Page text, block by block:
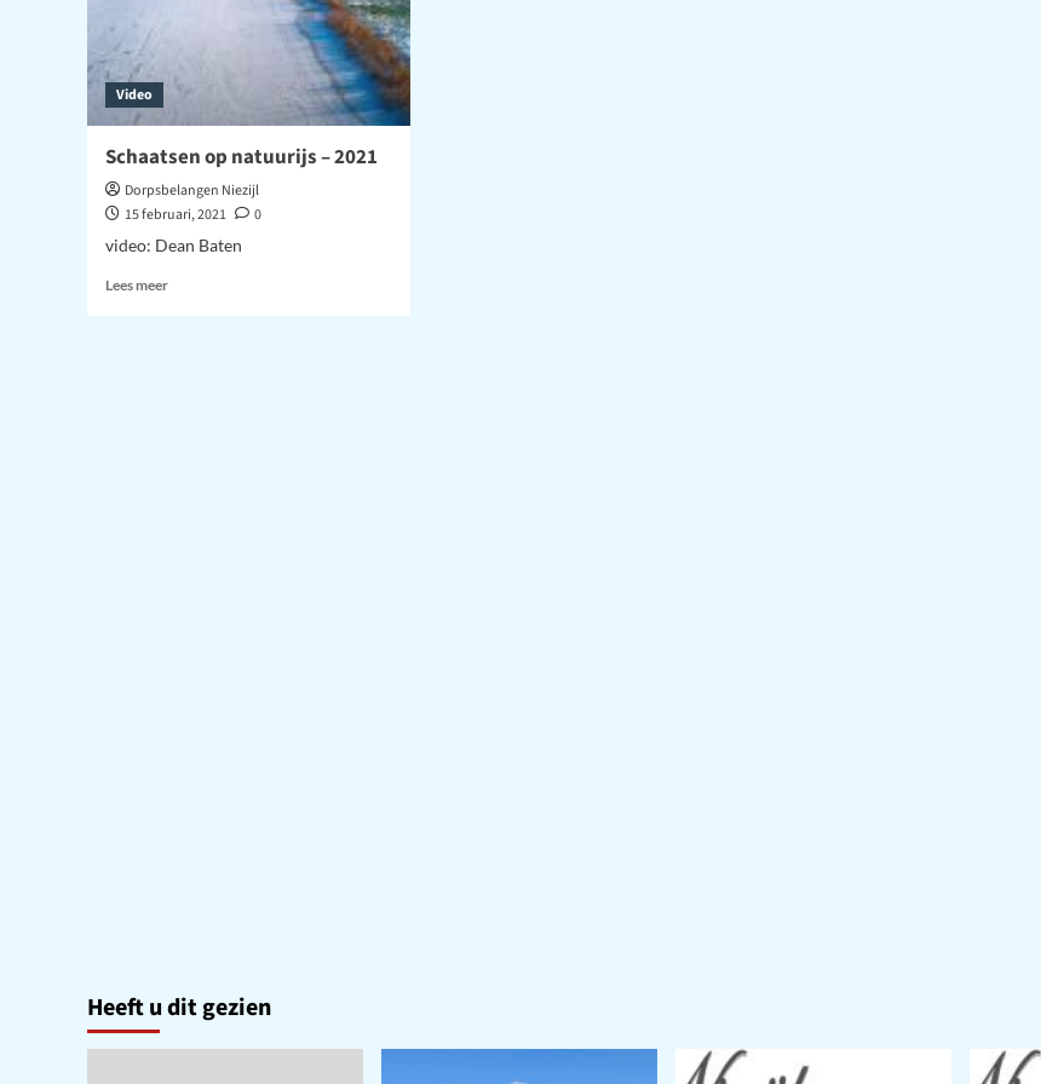
Video
Schaatsen op natuurijs – 2021
Dorpsbelangen Niezijl
15 februari, 2021
0
video: Dean Baten
Lees meerLees
Heeft u dit gezien